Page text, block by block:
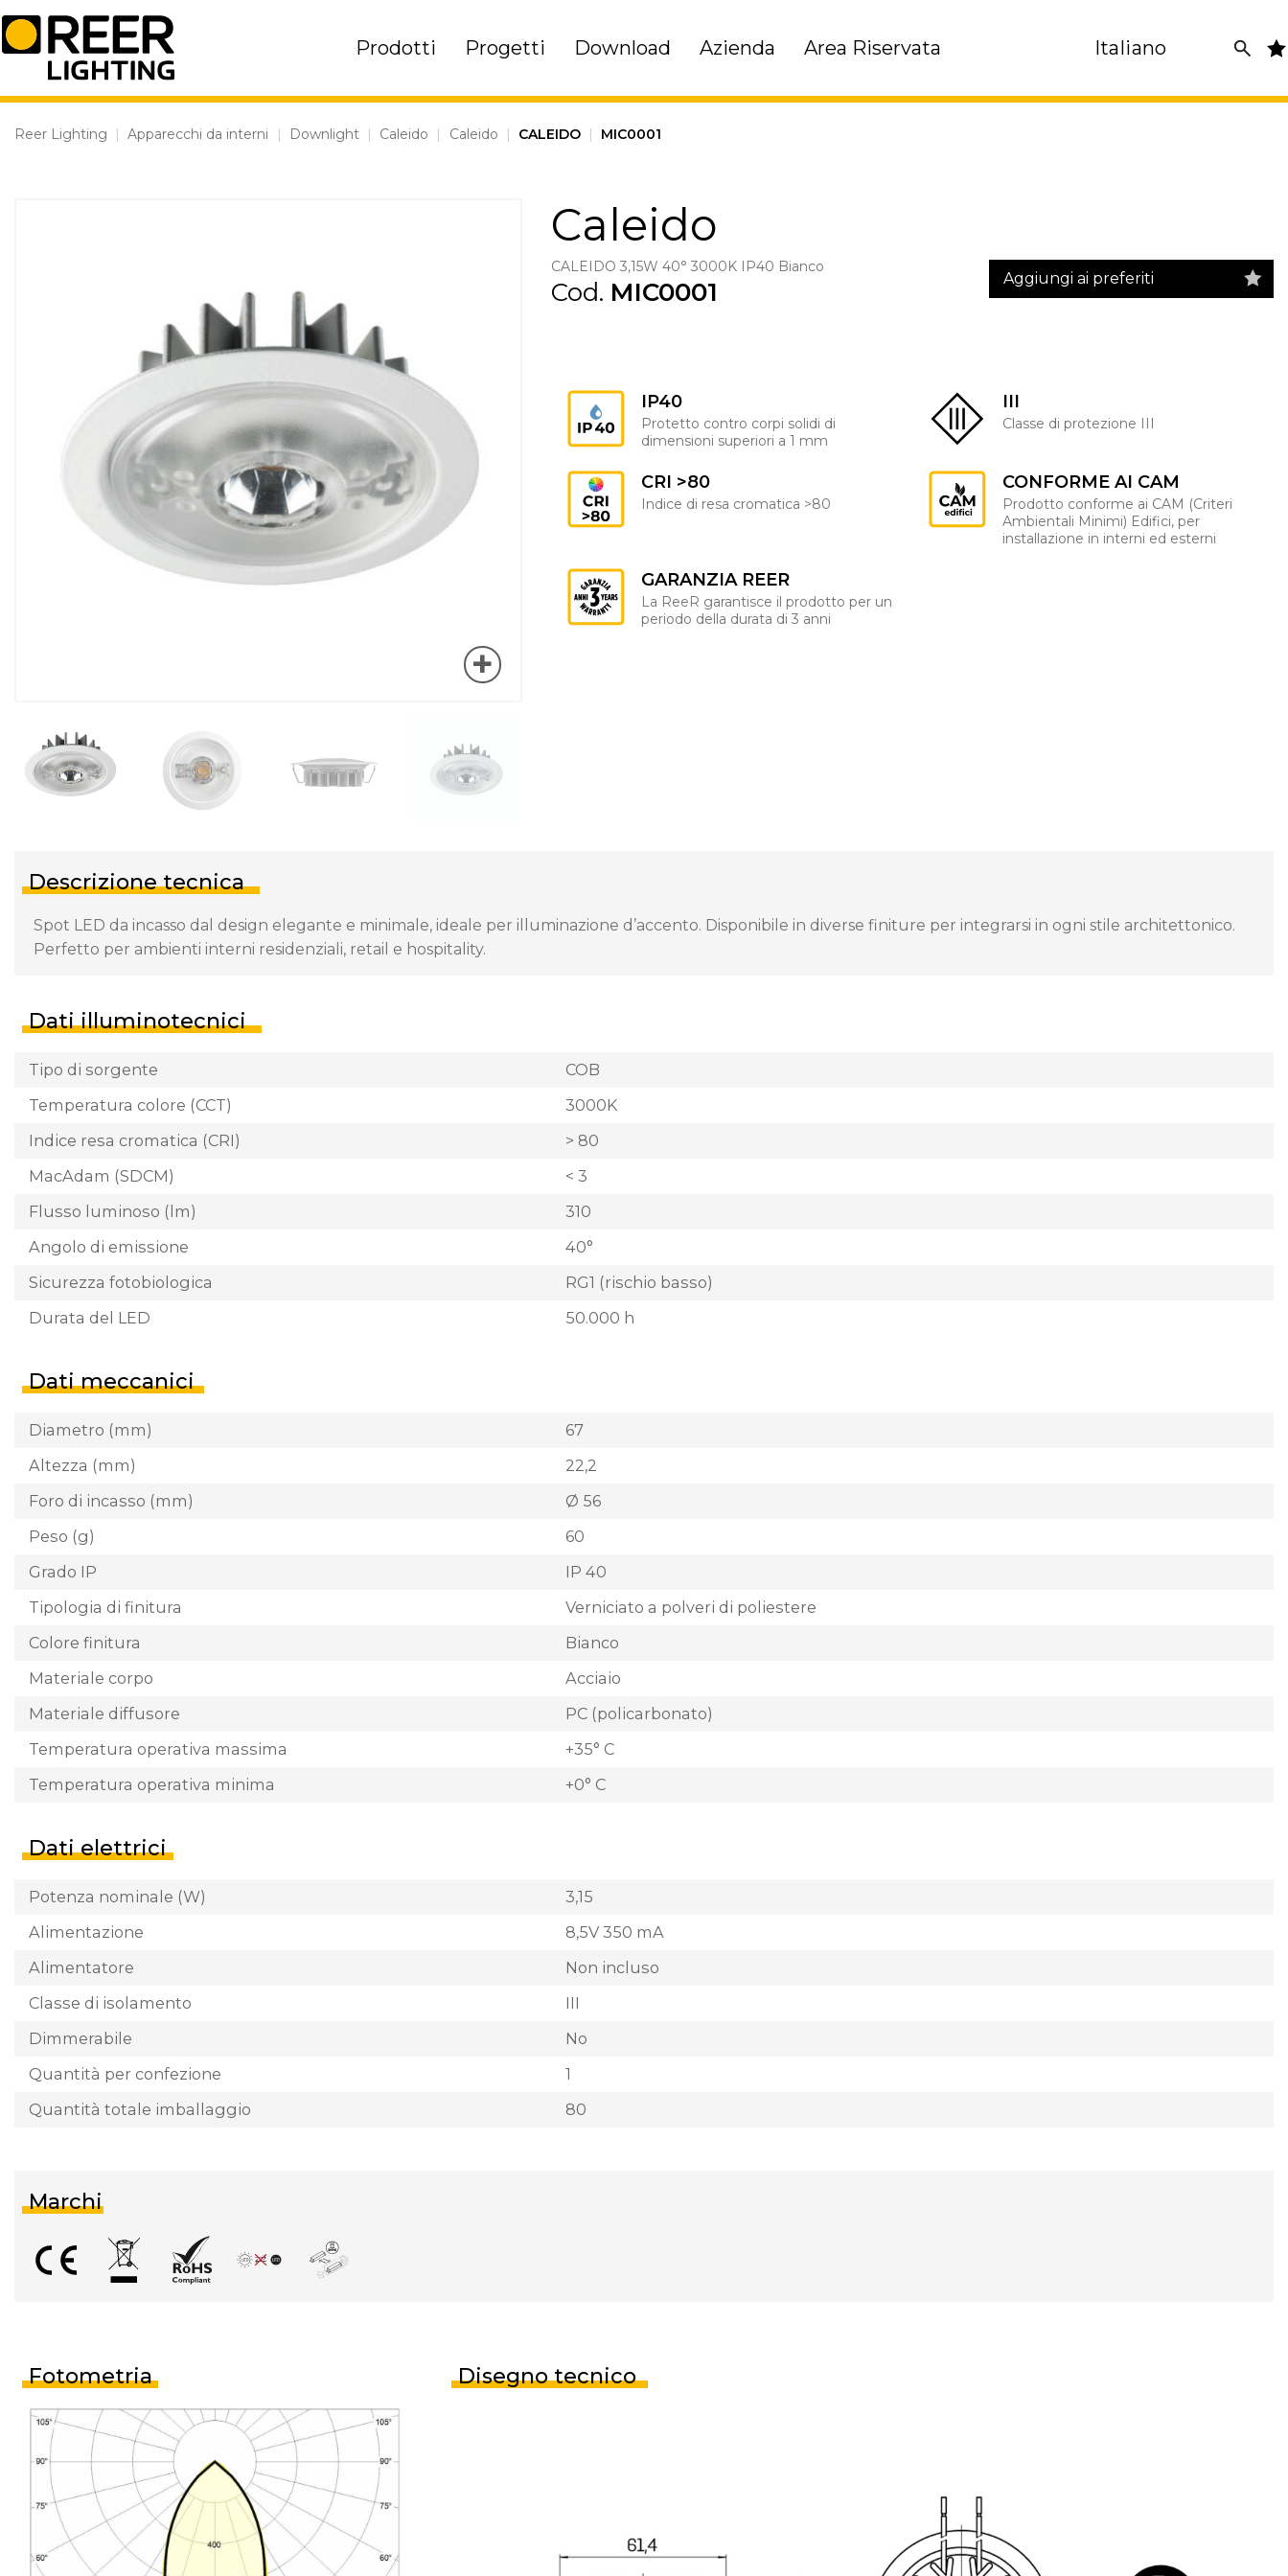
Skip
to
content
Prodotti Progetti Download Azienda Area Riservata Italiano
Reer Lighting | Apparecchi da interni | Downlight | Caleido | Caleido | CALEIDO | MIC0001
Caleido
CALEIDO 3,15W 40° 3000K IP40 Bianco
Cod. MIC0001 Aggiungi ai preferiti
IP40
Protetto contro corpi solidi di
dimensioni superiori a 1 mm
III
Classe di protezione III
CRI >80
Indice di resa cromatica >80
CONFORME AI CAM
Prodotto conforme ai CAM (Criteri
Ambientali Minimi) Edifici, per
installazione in interni ed esterni
GARANZIA REER
La ReeR garantisce il prodotto per un
periodo della durata di 3 anni
Descrizione tecnica
Spot LED da incasso dal design elegante e minimale, ideale per illuminazione d’accento. Disponibile in diverse finiture per integrarsi in ogni stile architettonico.
Perfetto per ambienti interni residenziali, retail e hospitality.
Dati illuminotecnici
Tipo di sorgente
COB
Temperatura colore (CCT)
3000K
Indice resa cromatica (CRI)
> 80
MacAdam (SDCM)
< 3
Flusso luminoso (lm)
310
Angolo di emissione
40°
Sicurezza fotobiologica
RG1 (rischio basso)
Durata del LED
50.000 h
Dati meccanici
Diametro (mm)
67
Altezza (mm)
22,2
Foro di incasso (mm)
Ø 56
Peso (g)
60
Grado IP
IP 40
Tipologia di finitura
Verniciato a polveri di poliestere
Colore finitura
Bianco
Materiale corpo
Acciaio
Materiale diffusore
PC (policarbonato)
Temperatura operativa massima
+35° C
Temperatura operativa minima
+0° C
Dati elettrici
Potenza nominale (W)
3,15
Alimentazione
8,5V 350 mA
Alimentatore
Non incluso
Classe di isolamento
III
Dimmerabile
No
Quantità per confezione
1
Quantità totale imballaggio
80
Marchi
Fotometria Disegno tecnico